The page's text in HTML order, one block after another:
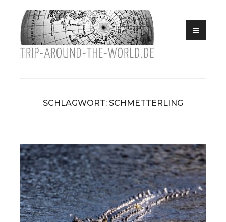
content
around
die südliche
Hemisphäre
SCHLAGWORT: SCHMETTERLING